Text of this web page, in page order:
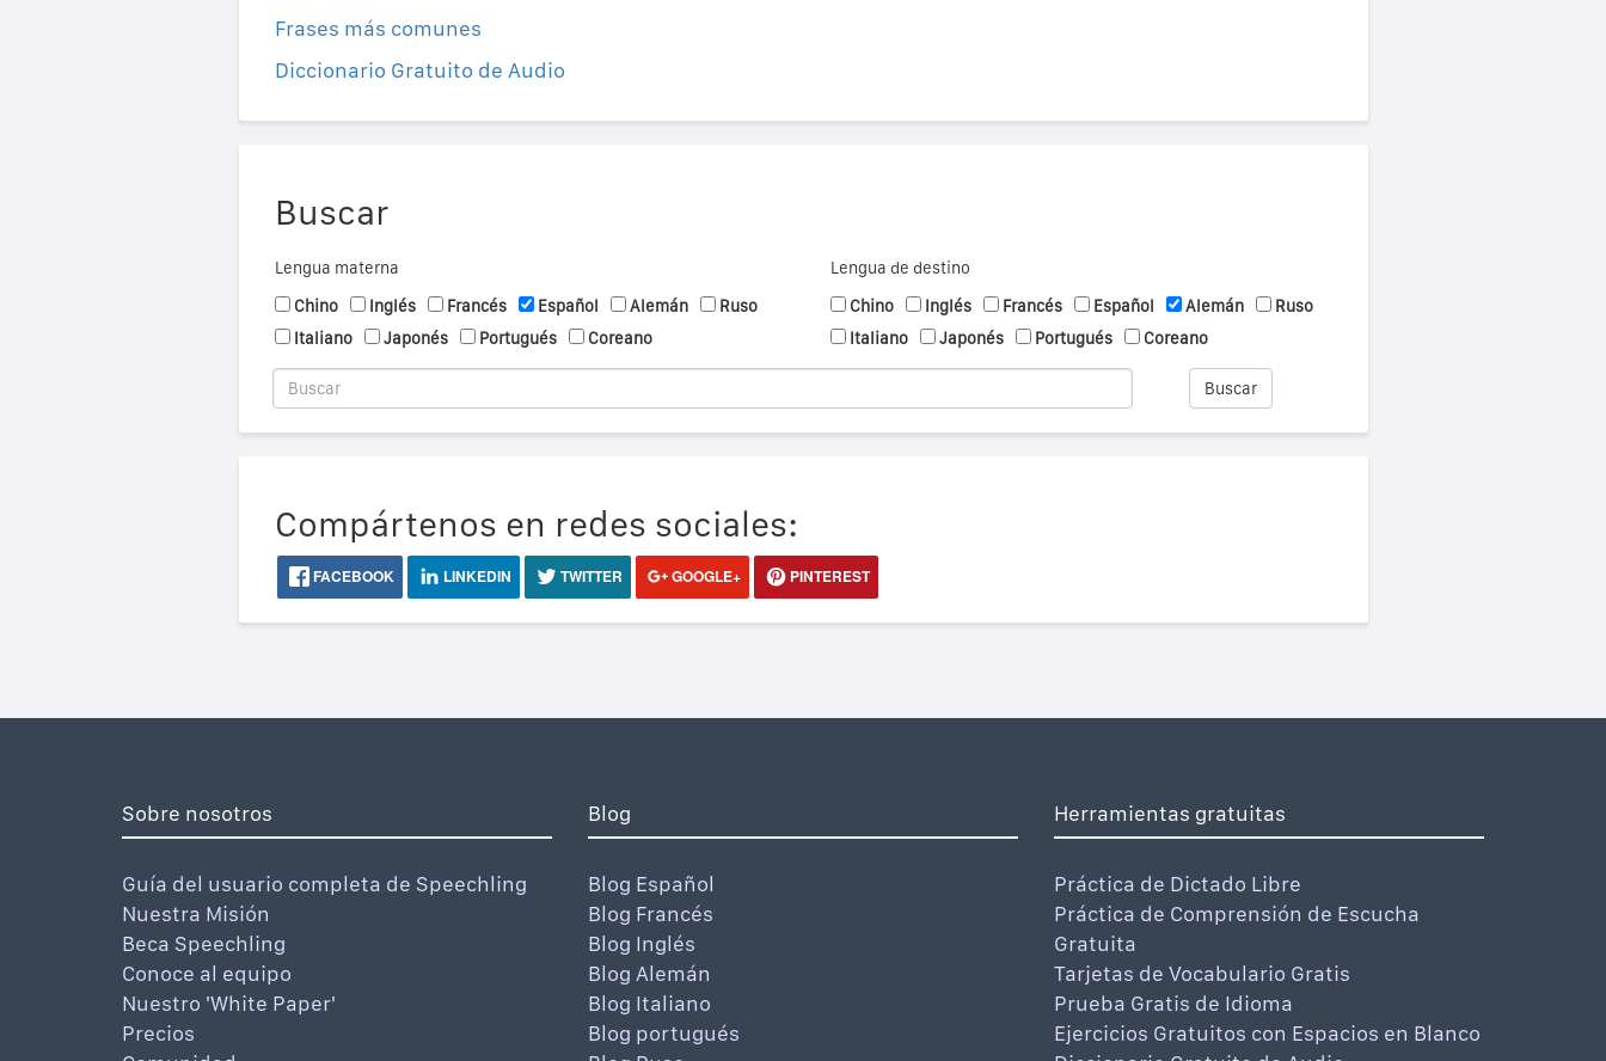
Frases más comunes
Diccionario Gratuito de Audio
Buscar
Lengua materna
Chino
Inglés Francés Español Alemán
Ruso
Italiano
Japonés Portugués Coreano
Lengua de destino
Chino
Inglés Francés Español Alemán
Ruso
Italiano
Japonés Portugués Coreano
Buscar
Compártenos en redes sociales:
FACEBOOK LINKEDIN TWITTER GOOGLE+ PINTEREST
Sobre nosotros
Guía del usuario completa de Speechling
Nuestra Misión
Beca Speechling
Conoce al equipo
Nuestro 'White Paper'
Precios
Blog
Blog Español
Blog Francés
Blog Inglés
Blog Alemán
Blog Italiano
Blog portugués
Herramientas gratuitas
Práctica de Dictado Libre
Práctica de Comprensión de Escucha
Gratuita
Tarjetas de Vocabulario Gratis
Prueba Gratis de Idioma
Ejercicios Gratuitos con Espacios en Blanco